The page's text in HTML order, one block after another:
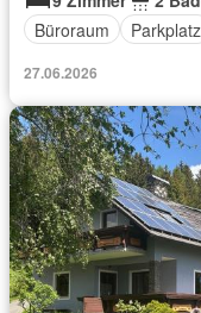
Büroraum
Parkplatz
27.06.2026